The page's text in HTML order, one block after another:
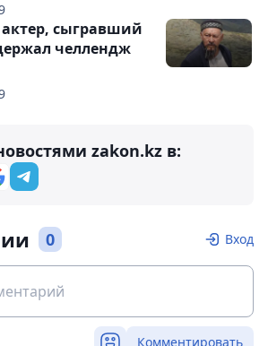
сыгравший
челлендж
zakon.kz в:
0 Вход
Комментировать